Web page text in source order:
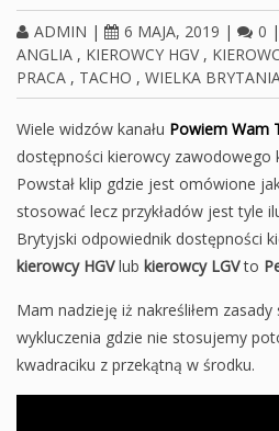
ADMIN | 6 MAJA, 2019 | 0 |
ANGLIA , KIEROWCY HGV,
PRACA , TACHO , WIELKA
Wiele widzów kanału Powiem Wam
dostępności kierowcy zawodowego
Powstał klip gdzie jest omówione
stosować lecz przykładów jest tyle
Brytyjski odpowiednik dostępności
kierowcy HGVlub kierowcy LGVto
Mam nadzieję iż nakreśliłem
wykluczenia gdzie nie stosujemy
kwadraciku z przekątną w środku.